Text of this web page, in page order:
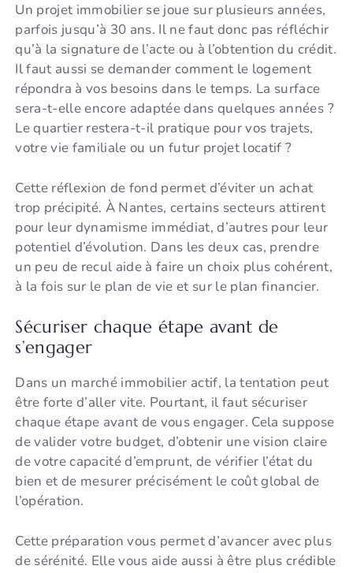
Un projet immobilier se joue sur plusieurs années,
parfois jusqu’à 30 ans. Il ne faut donc pas réfléchir
qu’à la signature de l’acte ou à l’obtention du crédit.
Il faut aussi se demander comment le logement
répondra à vos besoins dans le temps. La surface
sera-t-elle encore adaptée dans quelques années ?
Le quartier restera-t-il pratique pour vos trajets,
votre vie familiale ou un futur projet locatif ?
Cette réflexion de fond permet d’éviter un achat
trop précipité. À Nantes, certains secteurs attirent
pour leur dynamisme immédiat, d’autres pour leur
potentiel d’évolution. Dans les deux cas, prendre
un peu de recul aide à faire un choix plus cohérent,
à la fois sur le plan de vie et sur le plan financier.
Sécuriser chaque étape avant de
s’engager
Dans un marché immobilier actif, la tentation peut
être forte d’aller vite. Pourtant, il faut sécuriser
chaque étape avant de vous engager. Cela suppose
de valider votre budget, d’obtenir une vision claire
de votre capacité d’emprunt, de vérifier l’état du
bien et de mesurer précisément le coût global de
l’opération.
Cette préparation vous permet d’avancer avec plus
de sérénité. Elle vous aide aussi à être plus crédible